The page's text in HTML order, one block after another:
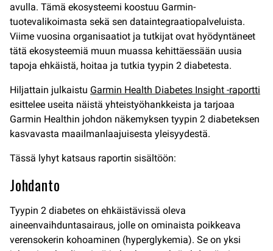
avulla. Tämä ekosysteemi koostuu Garmin-
tuotevalikoimasta sekä sen dataintegraatiopalveluista.
Viime vuosina organisaatiot ja tutkijat ovat hyödyntäneet
tätä ekosysteemiä muun muassa kehittäessään uusia
tapoja ehkäistä, hoitaa ja tutkia tyypin 2 diabetesta.
Hiljattain julkaistu Garmin Health Diabetes Insight -raportti
esittelee useita näistä yhteistyöhankkeista ja tarjoaa
Garmin Healthin johdon näkemyksen tyypin 2 diabeteksen
kasvavasta maailmanlaajuisesta yleisyydestä.
Tässä lyhyt katsaus raportin sisältöön:
Johdanto
Tyypin 2 diabetes on ehkäistävissä oleva
aineenvaihduntasairaus, jolle on ominaista poikkeava
verensokerin kohoaminen (hyperglykemia). Se on yksi